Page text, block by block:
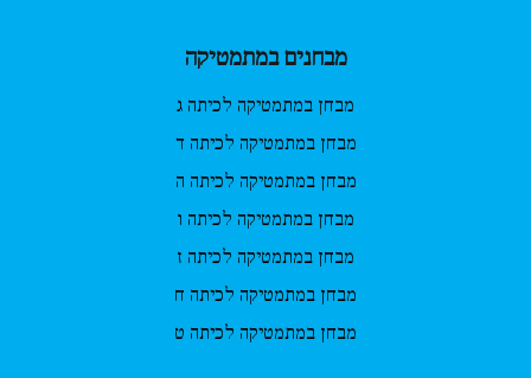
מבחנים במתמטיקה
מבחן במתמטיקה לכיתה ג
מבחן במתמטיקה לכיתה ד
מבחן במתמטיקה לכיתה ה
מבחן במתמטיקה לכיתה ו
מבחן במתמטיקה לכיתה ז
מבחן במתמטיקה לכיתה ח
מבחן במתמטיקה לכיתה ט